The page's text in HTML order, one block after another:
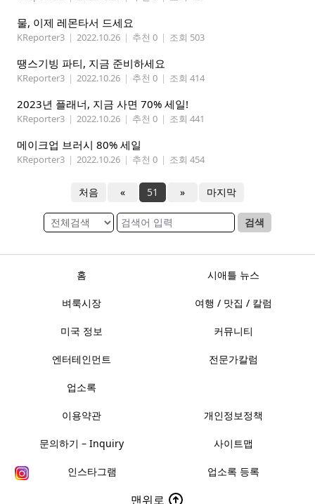
물, 이제 레몬타서 드세요
KReporter3 | 2022.10.26 | 추천 0 | 조회 503
땡스기빙 파티, 지금 준비하세요
KReporter3 | 2022.10.26 | 추천 0 | 조회 414
2023년 플래너, 지금 사면 70% 세일!
KReporter3 | 2022.10.26 | 추천 0 | 조회 441
메이크업 브러시 80% 세일
KReporter3 | 2022.10.26 | 추천 0 | 조회 454
처음 « 51 » 마지막
검색
홈 시애틀 뉴스
벼룩시장 여행 / 맛집 / 칼럼
미국 정보 커뮤니티
엔터테인먼트 전문가칼럼
업소록
이용약관 개인정보정책
문의하기 – Inquiry 사이트맵
인스타그램 업소록 등록
맨위로